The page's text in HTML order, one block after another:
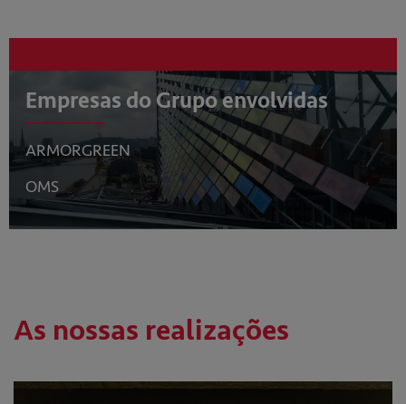
Empresas do Grupo envolvidas
ARMORGREEN
OMS
As nossas realizações